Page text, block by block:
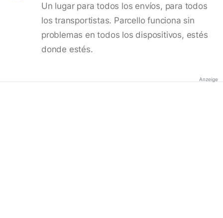
Un lugar para todos los envíos, para todos
los transportistas. Parcello funciona sin
problemas en todos los dispositivos, estés
donde estés.
Anzeige